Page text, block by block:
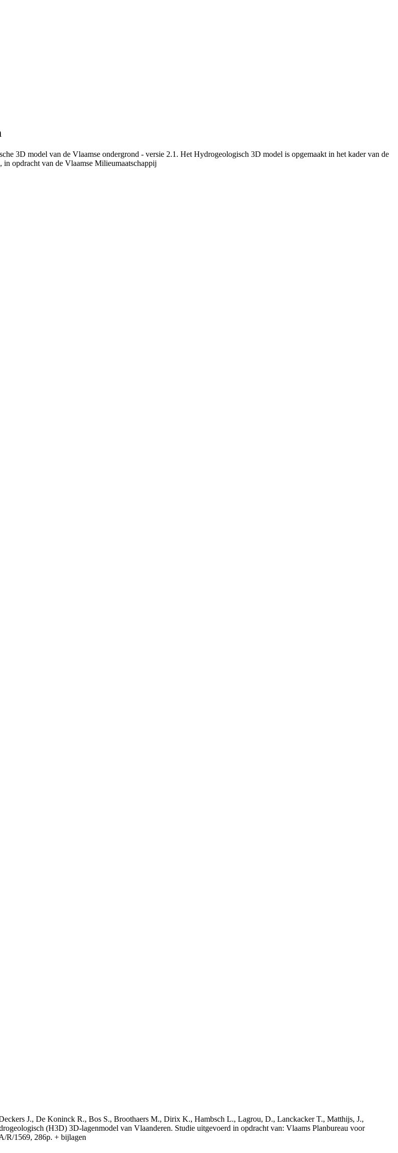
3D model van de Vlaamse ondergrond - versie 2.1. Het Hydrogeologisch 3D model is opgemaakt in het kader van de
opdracht van de Vlaamse Milieumaatschappij
J., De Koninck R., Bos S., Broothaers M., Dirix K., Hambsch L., Lagrou, D., Lanckacker T., Matthijs, J.,
(H3D) 3D-lagenmodel van Vlaanderen. Studie uitgevoerd in opdracht van: Vlaams Planbureau voor
R/1569, 286p. + bijlagen